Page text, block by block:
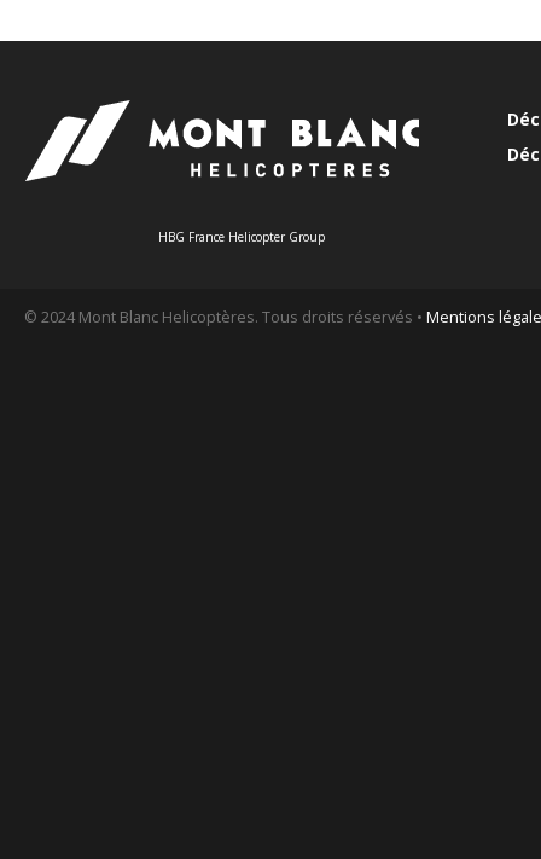
HBG France Helicopter Group
© 2024 Mont Blanc Helicoptères. Tous droits réservés • Mentions